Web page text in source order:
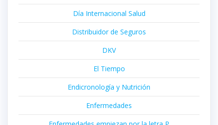
Día Internacional Salud
Distribuidor de Seguros
DKV
El Tiempo
Endicronología y Nutrición
Enfermedades